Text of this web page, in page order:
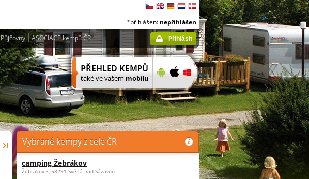
Půjčovny ASOCIACE kempů ČR
*přihlášen: nepřihlášen
Přihlásit
Vybrané kempy z celé ČR
camping Žebrákov
Žebrákov 3, 58291 Světlá nad Sázavou